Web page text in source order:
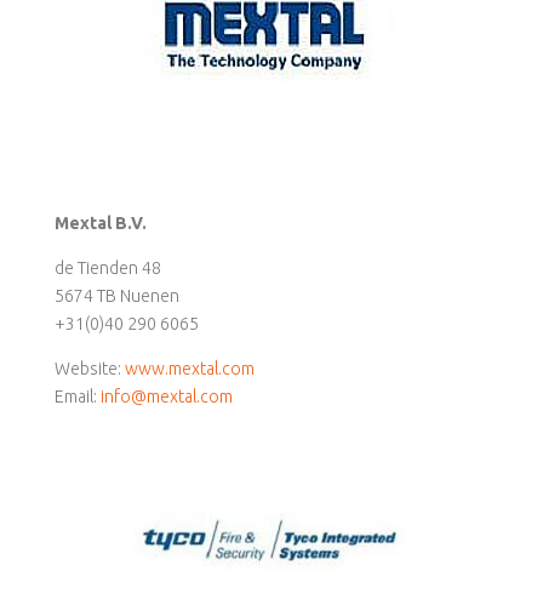
Mextal B.V.
de Tienden 48
5674 TB Nuenen
+31(0)40 290 6065
Website: www.mextal.com
Email: info@mextal.com